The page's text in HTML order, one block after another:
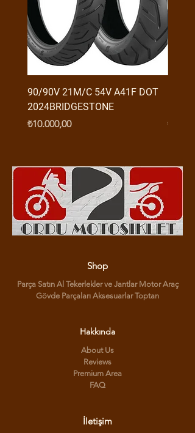
90/90V 21M/C 54V A41F DOT
2024BRIDGESTONE
Fiyat
₺10.000,00
Fiyat
₺950,00
Shop
Parça Satın Al Tekerlekler ve Jantlar Motor Araç
Gövde Parçaları Aksesuarlar Toptan
Hakkında
About Us
Reviews
Premium Area
FAQ
İletişim